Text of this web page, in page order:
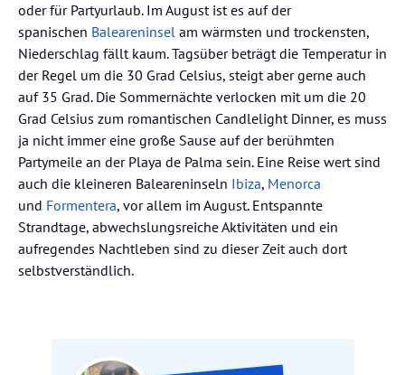
oder für Partyurlaub. Im August ist es auf der
spanischen Baleareninsel am wärmsten und trockensten,
Niederschlag fällt kaum. Tagsüber beträgt die Temperatur in
der Regel um die 30 Grad Celsius, steigt aber gerne auch
auf 35 Grad. Die Sommernächte verlocken mit um die 20
Grad Celsius zum romantischen Candlelight Dinner, es muss
ja nicht immer eine große Sause auf der berühmten
Partymeile an der Playa de Palma sein. Eine Reise wert sind
auch die kleineren Baleareninseln Ibiza, Menorca
und Formentera, vor allem im August. Entspannte
Strandtage, abwechslungsreiche Aktivitäten und ein
aufregendes Nachtleben sind zu dieser Zeit auch dort
selbstverständlich.